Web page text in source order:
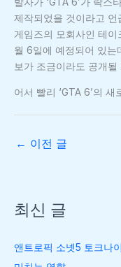
제작되었을 것이라고
게임즈의 모회사인 테
월 6일에 예정되어 있는
보가 조금이라도 공개
어서 빨리 ‘GTA 6’의
← 이전 글
최신 글
앤트로픽 소넷5 토크나